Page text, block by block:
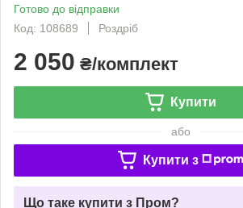
Готово до відправки
Код: 108689
Роздріб
2 050 ₴/комплект
Купити
або
Купити з
Що таке купити з Пром?